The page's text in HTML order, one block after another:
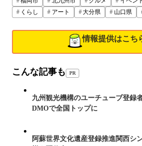
くらし
アート 大分県 山口県
情報提供はこち
こんな記事も PR
九州観光機構のユーチューブ登録
DMOで全国トップに
阿蘇世界文化遺産登録推進関西